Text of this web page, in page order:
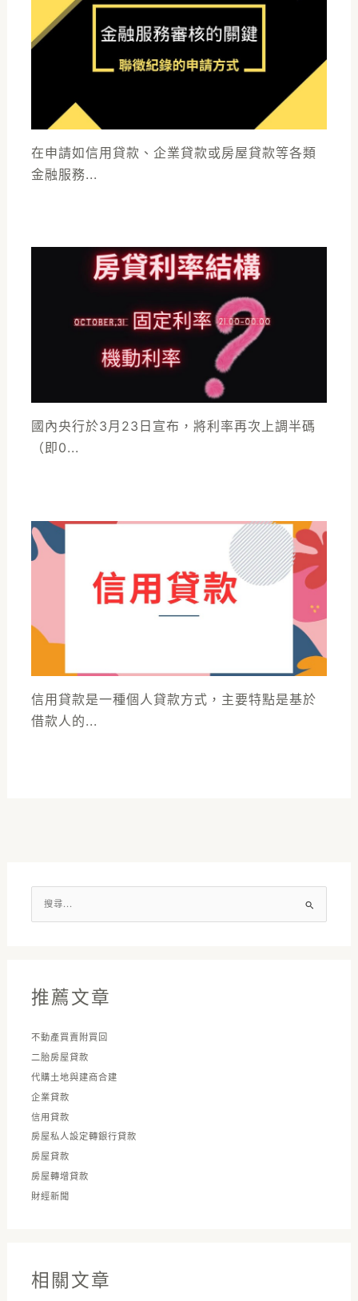
在申請如信用貸款、企業貸款或房屋貸款等各類
金融服務...
國內央行於3月23日宣布，將利率再次上調半碼
（即0...
信用貸款是一種個人貸款方式，主要特點是基於
借款人的...
尋
:推薦文章
不動產買賣附買回
二胎房屋貸款
代購土地與建商合建
企業貸款
信用貸款
房屋私人設定轉銀行貸款
房屋貸款
房屋轉增貸款
財經新聞
相關文章